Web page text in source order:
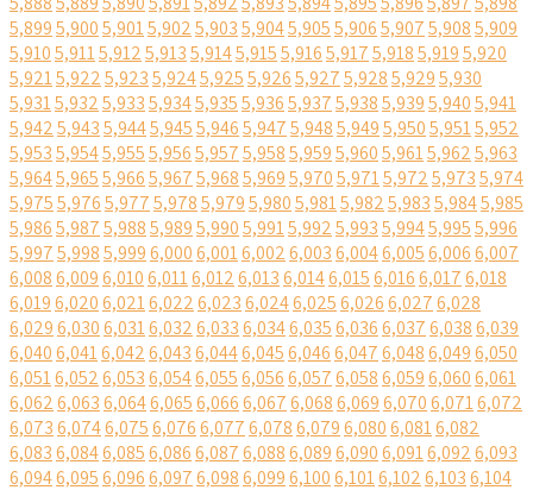
5,8995,9005,9015,9025,9035,9045,9055,9065,9075,9085,909
5,9105,9115,9125,9135,9145,9155,9165,9175,9185,9195,920
5,9215,9225,9235,9245,9255,9265,9275,9285,9295,930
5,9315,9325,9335,9345,9355,9365,9375,9385,9395,9405,941
5,9425,9435,9445,9455,9465,9475,9485,9495,9505,9515,952
5,9535,9545,9555,9565,9575,9585,9595,9605,9615,9625,963
5,9645,9655,9665,9675,9685,9695,9705,9715,9725,9735,974
5,9755,9765,9775,9785,9795,9805,9815,9825,9835,9845,985
5,9865,9875,9885,9895,9905,9915,9925,9935,9945,9955,996
5,9975,9985,9996,0006,0016,0026,0036,0046,0056,0066,007
6,0086,0096,0106,0116,0126,0136,0146,0156,0166,0176,018
6,0196,0206,0216,0226,0236,0246,0256,0266,0276,028
6,0296,0306,0316,0326,0336,0346,0356,0366,0376,0386,039
6,0406,0416,0426,0436,0446,0456,0466,0476,0486,0496,050
6,0516,0526,0536,0546,0556,0566,0576,0586,0596,0606,061
6,0626,0636,0646,0656,0666,0676,0686,0696,0706,0716,072
6,0736,0746,0756,0766,0776,0786,0796,0806,0816,082
6,0836,0846,0856,0866,0876,0886,0896,0906,0916,0926,093
6,0946,0956,0966,0976,0986,0996,1006,1016,1026,1036,104